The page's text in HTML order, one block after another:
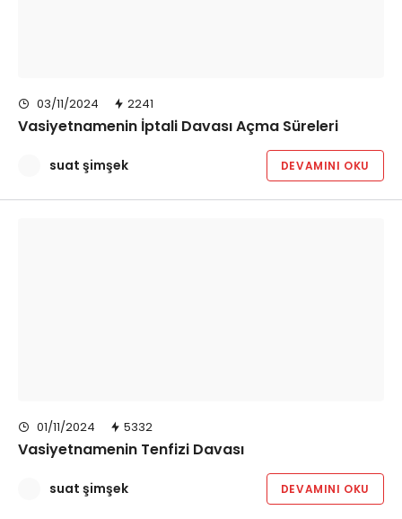
03/11/2024 2241
Vasiyetnamenin İptali Davası Açma Süreleri
suat şimşek DEVAMINI OKU
01/11/2024 5332
Vasiyetnamenin Tenfizi Davası
suat şimşek DEVAMINI OKU